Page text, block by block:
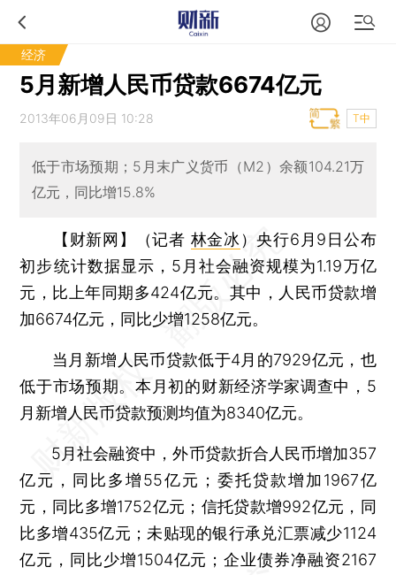
经济
5月新增人民币贷款6674亿元
2013年06月09日 10:28 T中
低于市场预期；5月末广义货币（M2）余额104.21万
亿元，同比增15.8%
【财新网】（记者 林金冰 ）央行6月9日公布
初步统计数据显示，5月社会融资规模为1.19万亿
元，比上年同期多424亿元。其中，人民币贷款增
加6674亿元，同比少增1258亿元。
当月新增人民币贷款低于4月的7929亿元，也
低于市场预期。本月初的财新经济学家调查中，5
月新增人民币贷款预测均值为8340亿元。
5月社会融资中，外币贷款折合人民币增加357
亿元，同比多增55亿元；委托贷款增加1967亿
元，同比多增1752亿元；信托贷款增992亿元，同
比多增435亿元；未贴现的银行承兑汇票减少1124
亿元，同比少增1504亿元；企业债券净融资2167